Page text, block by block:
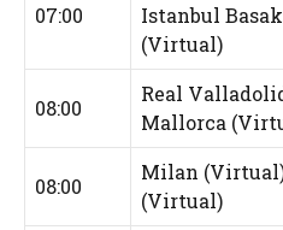
07:00
Istanbul
(Virtual)
08:00
Real
Mallorca
08:00
Milan
(Virtual)